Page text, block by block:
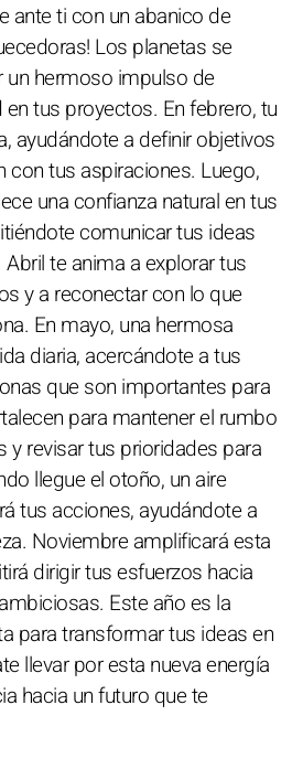
ante ti con un abanico de
Los planetas se
un hermoso impulso de
tus proyectos. En febrero, tu
ayudándote a definir objetivos
con tus aspiraciones. Luego,
una confianza natural en tus
comunicar tus ideas
te anima a explorar tus
y a reconectar con lo que
En mayo, una hermosa
diaria, acercándote a tus
que son importantes para
para mantener el rumbo
y revisar tus prioridades para
llegue el otoño, un aire
tus acciones, ayudándote a
Noviembre amplificará esta
dirigir tus esfuerzos hacia
Este año es la
para transformar tus ideas en
llevar por esta nueva energía
hacia un futuro que te